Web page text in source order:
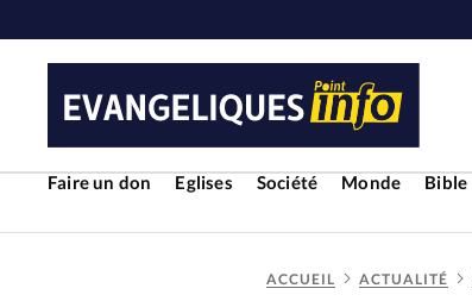
Faire un don Eglises Société Monde Bible
ACCUEIL ACTUALITÉ